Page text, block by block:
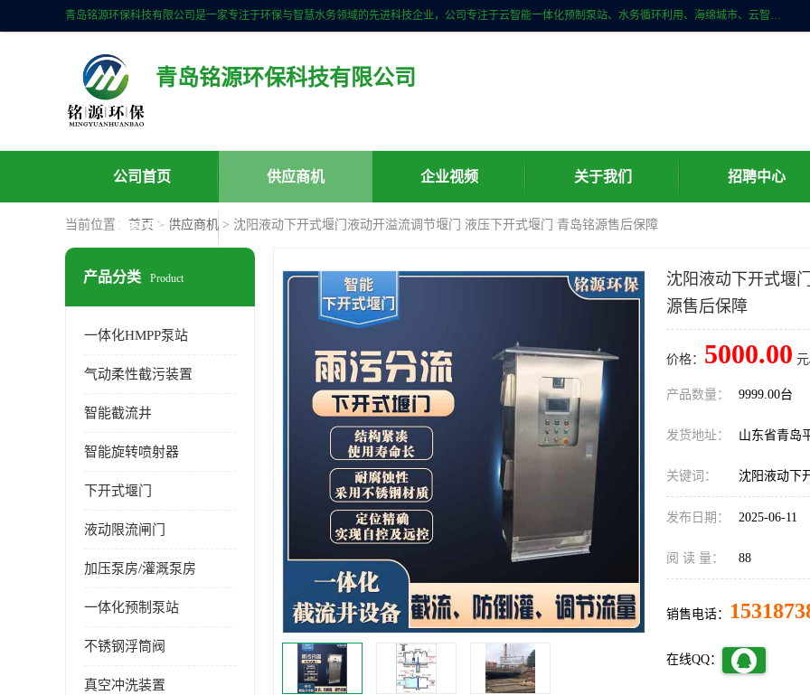
青岛铭源环保科技有限公司是一家专注于环保与智慧水务领域的先进科技企业，公司专注于云智能一体化预制泵站、水务循环利用、海绵城市、云智慧水务开发及新型环保技术研发等领域。铭源环保以为客户提供优质产品、专业技术服务为己任。为客户提供量身定制方案，提供多种配置方案满足实际使用要求。严控供货周期，并提供高标准后期维护。以环保为己任，视质量如生命，以技术做先导，靠诚信赢客户。
青岛铭源环保科技有限公司
公司首页 供应商机 企业视频 关于我们 招聘中心
联系方式
当前位置： 首页 > 供应商机 > 沈阳液动下开式堰门液动开溢流调节堰门 液压下开式堰门 青岛铭源售后保障
产品分类 Product
一体化HMPP泵站
气动柔性截污装置
智能截流井
智能旋转喷射器
下开式堰门
液动限流闸门
加压泵房/灌溉泵房
一体化预制泵站
不锈钢浮筒阀
真空冲洗装置
沈阳液动下开式堰
源售后保障
价格： 5000.00
产品数量： 9999.00台
发货地址： 山东省青岛
关键词： 沈阳液动下
发布日期： 2025-06-11
阅 读 量： 88
销售电话：
在线QQ：